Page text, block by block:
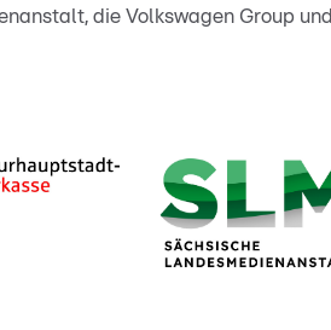
die Volkswagen Group und